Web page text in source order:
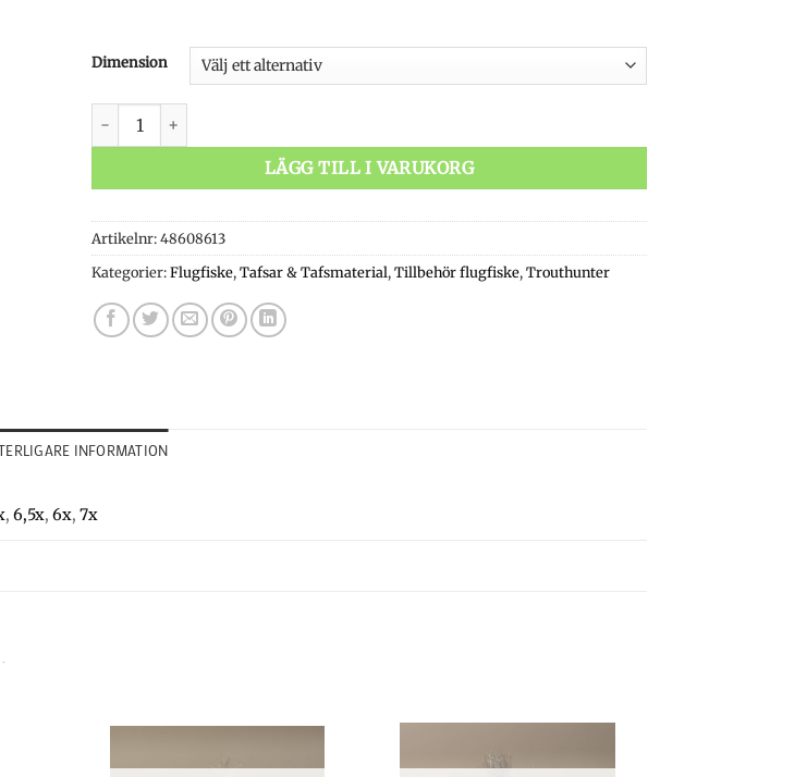
Dimension
Trouthunter Fluorocarbon Tippet Material mängd
LÄGG TILL I VARUKORG
Artikelnr:48608613
Kategorier:Flugfiske,Tafsar & Tafsmaterial,Tillbehör flugfiske,Trouthunter
INFORMATION
,6,5x,6x,7x